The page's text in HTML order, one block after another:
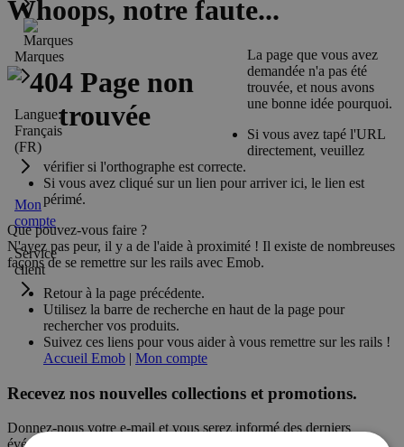
Marques
Langue:
Français
(FR)
Mon
compte
Service
client
Whoops, notre faute...
La page que vous avez
demandée n'a pas été
trouvée, et nous avons
une bonne idée pourquoi.
Si vous avez tapé l'URL
directement, veuillez
vérifier si l'orthographe est correcte.
Si vous avez cliqué sur un lien pour arriver ici, le lien est
périmé.
Que pouvez-vous faire ?
N'ayez pas peur, il y a de l'aide à proximité ! Il existe de nombreuses
façons de se remettre sur les rails avec Emob.
Retour à la page précédente.
Utilisez la barre de recherche en haut de la page pour
rechercher vos produits.
Suivez ces liens pour vous aider à vous remettre sur les rails !
Accueil Emob | Mon compte
Recevez nos nouvelles collections et promotions.
Donnez-nous votre e-mail et vous serez informé des derniers